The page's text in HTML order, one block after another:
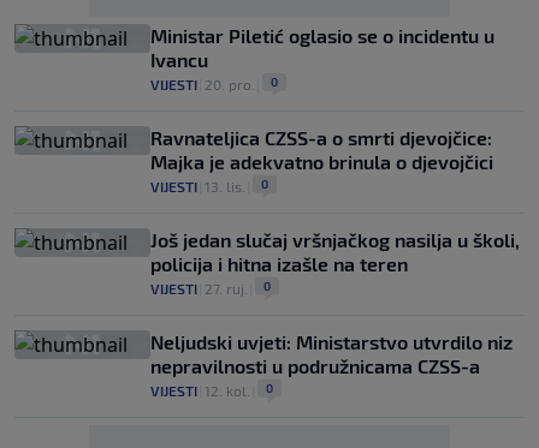
Ministar Piletić oglasio se o incidentu u
Ivancu
VIJESTI 20. pro. 0
Ravnateljica CZSS-a o smrti djevojčice:
Majka je adekvatno brinula o djevojčici
VIJESTI 13. lis. 0
Još jedan slučaj vršnjačkog nasilja u školi,
policija i hitna izašle na teren
VIJESTI 27. ruj. 0
Neljudski uvjeti: Ministarstvo utvrdilo niz
nepravilnosti u podružnicama CZSS-a
VIJESTI 12. kol. 0